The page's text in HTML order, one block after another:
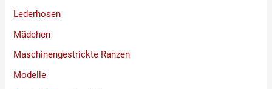
Lederhosen
Mädchen
Maschinengestrickte Ranzen
Modelle